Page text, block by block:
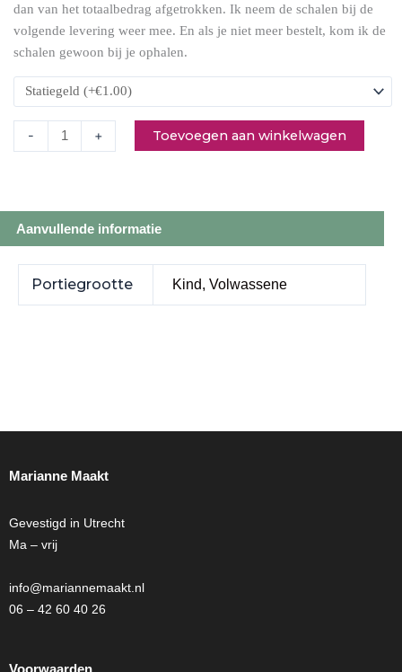
dan van het totaalbedrag afgetrokken. Ik neem de schalen bij de
volgende levering weer mee. En als je niet meer bestelt, kom ik de
schalen gewoon bij je ophalen.
- + Toevoegen aan winkelwagen
Aanvullende informatie
Portiegrootte Kind, Volwassene
Marianne Maakt
Gevestigd in Utrecht
Ma – vrij
info@mariannemaakt.nl
06 – 42 60 40 26
Voorwaarden